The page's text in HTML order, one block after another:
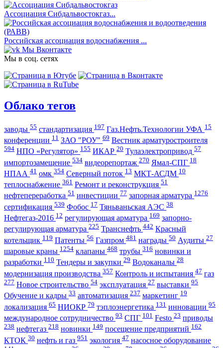
Ассоциация Сибдальвостокгаз...
Российская ассоциация водоснабжения ...
Мы Вконтакте
Мы в соц. сетях
Облако тегов
заводы 55 стандартизация 197 Газ.Нефть.Технологии УФА 15
конференции 11 ЗАО "РОУ" 69 Вестник арматуростроителя
594 НПО «Регулятор» 155 ИКАР 20 Тулаэлектропривод 57
импортозамещение 534 видеорепортаж 270 Ямал-СПГ 18
НПАА 41 омк 354 Северный поток 13 МКТ-АСДМ 10
теплоснабжение 361 Ремонт и реконструкция 51
нефтепереработка 51 инвестиции 77 запорная арматура 1276
сертификация 539 Фобос 17 Тяньваньская АЭС 38
Нефтегаз-2016 12 регулирующая арматура 169 запорно-
регулирующая арматура 225 Транснефть 442 Красный
котельщик 119 Патенты 56 Газпром 481 награды 50 Аудиты 27
шаровые краны 1254 клапаны 468 трубы 316 новинки и
разработки 110 Тендеры и закупки 29 Водоканалы 28
модернизация производства 357 Контроль и испытания 47 газ
277 Новое строительство 54 эксплуатация 27 выставки 95
Обучение и кадры 33 автоматизация 237 маркетинг 19
локализация 65 НИОКР 79 тэплоэнергетика 131 инновации 95
международное сотрудничество 93 СПГ 101 Festo 23 приводы
238 нефтегаз 218 новинки 149 посещение предприятий 162
КТОК 30 нефть и газ 951 экология 47 насосное оборудование